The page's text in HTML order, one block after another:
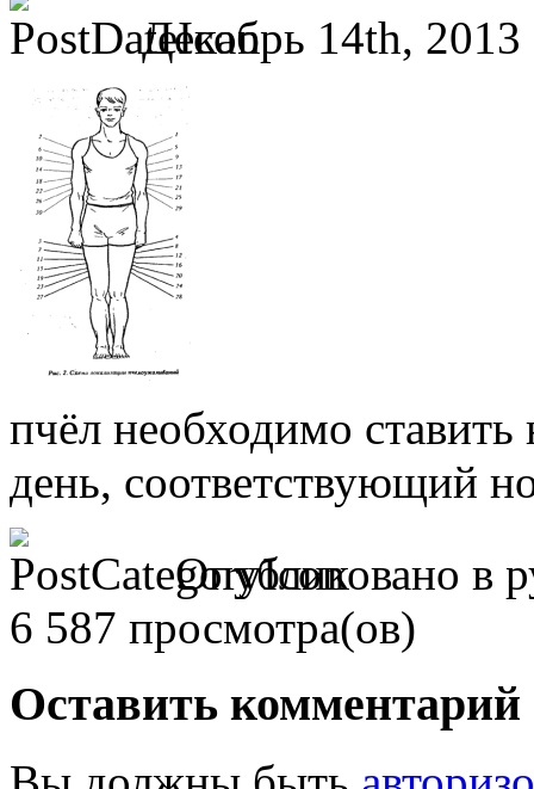
Декабрь 14th,
пчёл необходимо ставить
день, соответствующий
Опубликовано в
6 587 просмотра(ов)
Оставить комментарий